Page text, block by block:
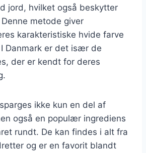
jord, hvilket også beskytter
metode giver
karakteristiske hvide farve
Danmark er det især de
der er kendt for deres
ikke kun en del af
også en populær ingrediens
rundt. De kan findes i alt fra
og er en favorit blandt